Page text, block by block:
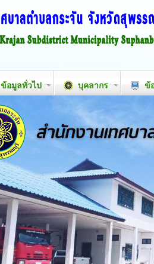
ข้อมูลทั่วไป บุคลากร ข้